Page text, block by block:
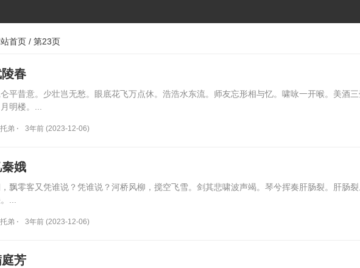
首页 / 第23页
春
平昔意。少壮岂无愁。眼底花飞万点休。浩浩水东流。师友忘形相与忆。啸咏一开喉。美酒
明楼。...
弟 ⋅ 3年前 (2023-12-06)
娥
飘零客又凭谁说？凭谁说？河桥风柳，搅空飞雪。剑其悲啸波声竭。琴兮挥奏肝肠裂。肝肠
...
弟 ⋅ 3年前 (2023-12-06)
芳